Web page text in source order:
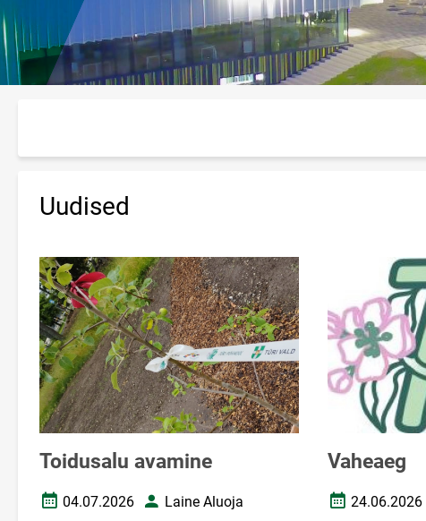
Uudised
Toidusalu avamine
Loomise kuupäev
04.07.2026 AutorLaine Aluoja
Vaheaeg
Loomise
24.06.2026